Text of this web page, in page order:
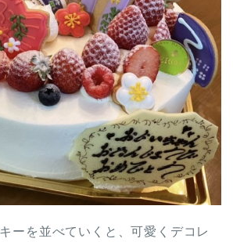
ーを並べていくと、可愛くデコレ